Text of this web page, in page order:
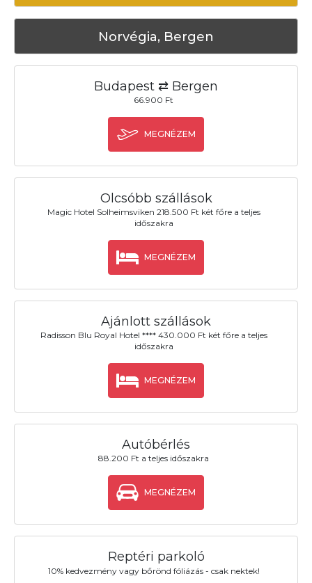
Norvégia, Bergen
Budapest ⇄ Bergen
66.900 Ft
MEGNÉZEM
Olcsóbb szállások
Magic Hotel Solheimsviken 218.500 Ft két főre a teljes
időszakra
MEGNÉZEM
Ajánlott szállások
Radisson Blu Royal Hotel **** 430.000 Ft két főre a teljes
időszakra
MEGNÉZEM
Autóbérlés
88.200 Ft a teljes időszakra
MEGNÉZEM
Reptéri parkoló
10% kedvezmény vagy bőrönd fóliázás - csak nektek!